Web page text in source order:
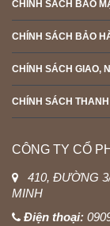
CHÍNH SÁCH BẢO
CHÍNH SÁCH BẢO
CHÍNH SÁCH GIAO,
CHÍNH SÁCH THANH
CÔNG TY CỔ
410, ĐƯỜNG
MINH
Điện thoại: